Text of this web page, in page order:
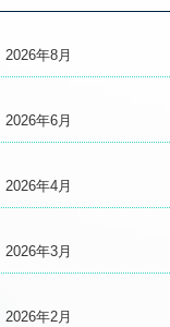
2026年8月
2026年6月
2026年4月
2026年3月
2026年2月